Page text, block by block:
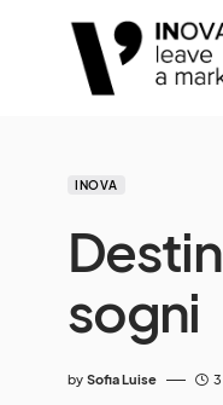
INOVA
sogni
by Sofia Luise